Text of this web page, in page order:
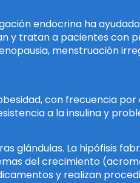
endocrina ha
y tratan a pacientes
menstruación
con frecuencia
a la insulina y
glándulas. La hipófisis
del crecimiento
y realizan